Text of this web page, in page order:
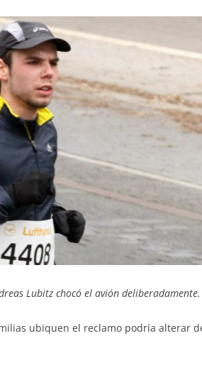
Lubitz chocó el avión deliberadamente.
ubiquen el reclamo podría alterar